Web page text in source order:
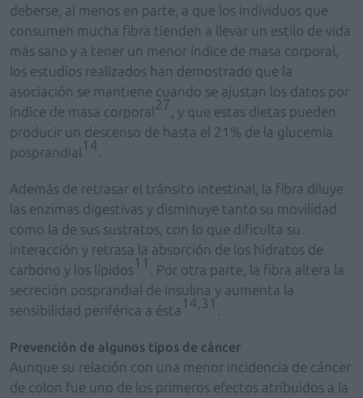
deberse, al menos en parte, a que los individuos que
consumen mucha fibra tienden a llevar un estilo de vida
más sano y a tener un menor índice de masa corporal,
los estudios realizados han demostrado que la
asociación se mantiene cuando se ajustan los datos por
índice de masa corporal 27 , y que estas dietas pueden
producir un descenso de hasta el 21% de la glucemia
posprandial 14
Además de retrasar el tránsito intestinal, la fibra diluye
las enzimas digestivas y disminuye tanto su movilidad
como la de sus sustratos, con lo que dificulta su
interacción y retrasa la absorción de los hidratos de
carbono y los lípidos11
. Por otra parte, la fibra altera la
secreción posprandial de insulina y aumenta la
sensibilidad periférica a ésta 14,31
Prevención de algunos tipos de cáncer
Aunque su relación con una menor incidencia de cáncer
de colon fue uno de los primeros efectos atribuidos a la